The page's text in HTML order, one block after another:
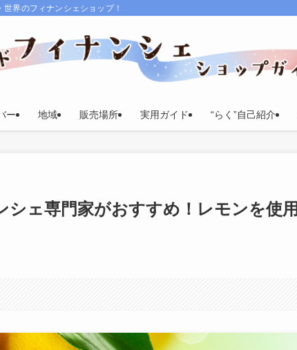
界のフィナンシェショップ！
ー 地域 販売場所 実用ガイド “らく”自己紹介
ェ専門家がおすすめ！レモンを使用